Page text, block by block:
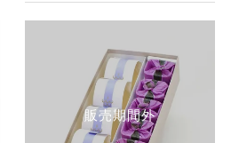
販売期間外